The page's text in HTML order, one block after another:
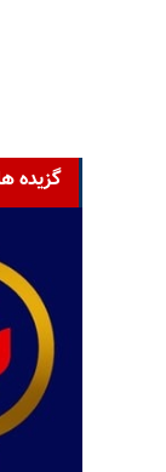
گزیده